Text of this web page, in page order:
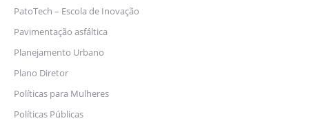
PatoTech – Escola de Inovação
Pavimentação asfáltica
Planejamento Urbano
Plano Diretor
Políticas para Mulheres
Políticas Públicas